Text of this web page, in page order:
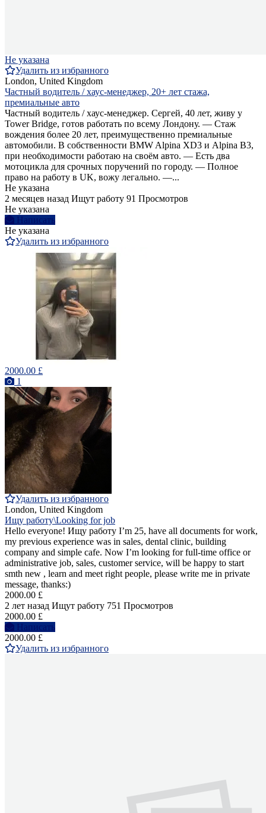
Не указана
Удалить из избранного
London, United Kingdom
Частный водитель / хаус-менеджер, 20+ лет стажа,
премиальные авто
Частный водитель / хаус-менеджер. Сергей, 40 лет, живу у
Tower Bridge, готов работать по всему Лондону. — Стаж
вождения более 20 лет, преимущественно премиальные
автомобили. В собственности BMW Alpina XD3 и Alpina B3,
при необходимости работаю на своём авто. — Есть два
мотоцикла для срочных поручений по городу. — Полное
право на работу в UK, вожу легально. —...
Не указана
2 месяцев назад Ищут работу 91 Просмотров
Не указана
Написать
Не указана
Удалить из избранного
2000.00 £
1
Удалить из избранного
London, United Kingdom
Ищу работу\Looking for job
Hello everyone! Ищу работу I’m 25, have all documents for work,
my previous experience was in sales, dental clinic, building
company and simple cafe. Now I’m looking for full-time office or
administrative job, sales, customer service, will be happy to start
smth new , learn and meet right people, please write me in private
message, thanks:)
2000.00 £
2 лет назад Ищут работу 751 Просмотров
2000.00 £
Написать
2000.00 £
Удалить из избранного